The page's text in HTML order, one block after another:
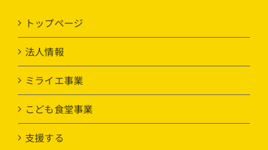
トップページ
法人情報
ミライエ事業
こども食堂事業
支援する